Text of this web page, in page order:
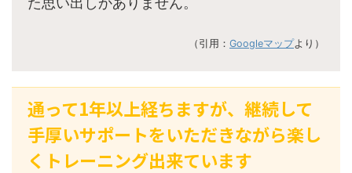
（引用： Googleマップより）
通って1年以上経ちますが、継続して
手厚いサポートをいただきながら楽し
くトレーニング出来ています